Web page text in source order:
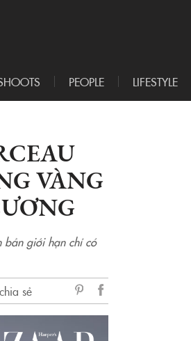
PEOPLE LIFESTYLE
VÀNG
bản giới hạn chỉ có
chia sẻ